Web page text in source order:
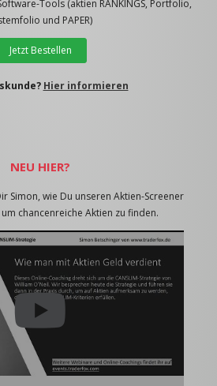
Tools (aktien RANKINGS, Portfolio,
und PAPER)
Jetzt Bestellen
Hier informieren
NEU HIER?
Simon, wie Du unseren Aktien-Screener
chancenreiche Aktien zu finden.